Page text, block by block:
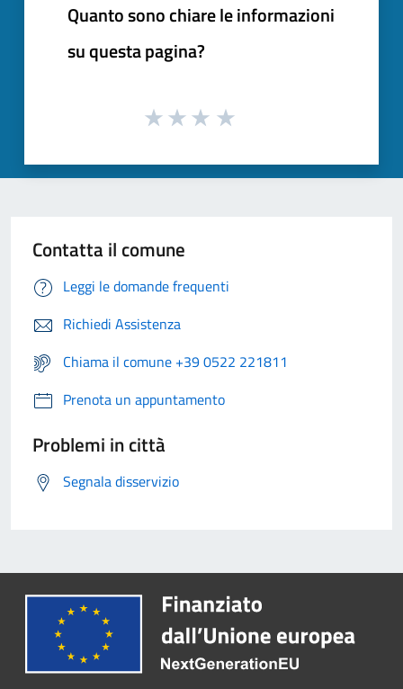
Quanto sono chiare le informazioni
su questa pagina?
Contatta il comune
Leggi le domande frequenti
Richiedi Assistenza
Chiama il comune +39 0522 221811
Prenota un appuntamento
Problemi in città
Segnala disservizio